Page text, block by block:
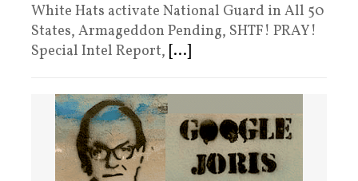
White Hats activate National Guard in All 50
States, Armageddon Pending, SHTF! PRAY!
Special Intel Report, [...]